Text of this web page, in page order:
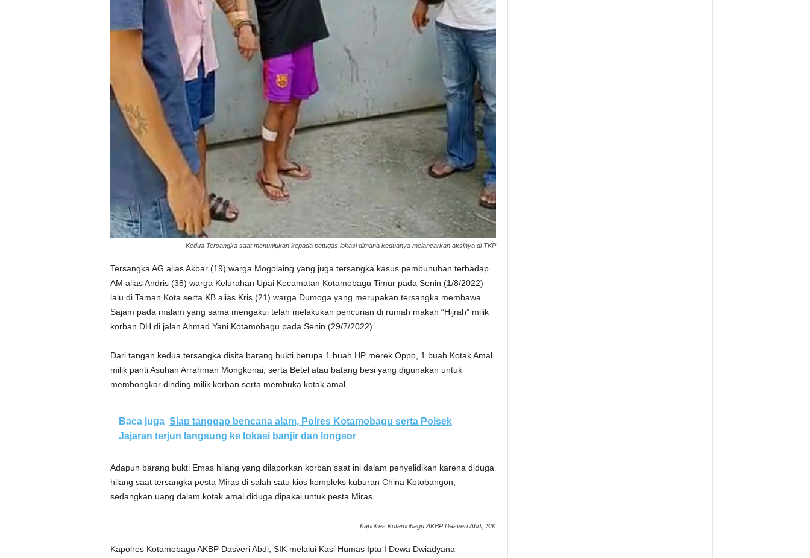
Kedua Tersangka saat menunjukan kepada petugas lokasi dimana keduanya melancarkan aksinya di TKP
Tersangka AG alias Akbar (19) warga Mogolaing yang juga tersangka kasus pembunuhan terhadap
AM alias Andris (38) warga Kelurahan Upai Kecamatan Kotamobagu Timur pada Senin (1/8/2022)
lalu di Taman Kota serta KB alias Kris (21) warga Dumoga yang merupakan tersangka membawa
Sajam pada malam yang sama mengakui telah melakukan pencurian di rumah makan “Hijrah” milik
korban DH di jalan Ahmad Yani Kotamobagu pada Senin (29/7/2022).
Dari tangan kedua tersangka disita barang bukti berupa 1 buah HP merek Oppo, 1 buah Kotak Amal
milik panti Asuhan Arrahman Mongkonai, serta Betel atau batang besi yang digunakan untuk
membongkar dinding milik korban serta membuka kotak amal.
Baca juga Siap tanggap bencana alam, Polres Kotamobagu serta Polsek
Jajaran terjun langsung ke lokasi banjir dan longsor
Adapun barang bukti Emas hilang yang dilaporkan korban saat ini dalam penyelidikan karena diduga
hilang saat tersangka pesta Miras di salah satu kios kompleks kuburan China Kotobangon,
sedangkan uang dalam kotak amal diduga dipakai untuk pesta Miras.
Kapolres Kotamobagu AKBP Dasveri Abdi, SIK
Kapolres Kotamobagu AKBP Dasveri Abdi, SIK melalui Kasi Humas Iptu I Dewa Dwiadyana